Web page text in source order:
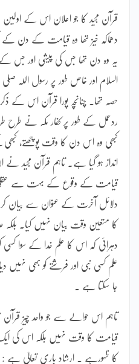
قرآن مجید کا جو اعلان اس کے
دھماکہ خیز تھا وہ قیامت کے دن کے
یہ وہ دن تھا جس کی پیشی اور جس کے
السلام اور خاص طور پر رسول اللہ
حصہ تھا۔ چنانچہ پورا قرآن اس کے
ردعمل کے طور پر کفار مکہ نے
کبھی وہ اس دن کا وقت پوچھتے، کبھی
انداز ہو گیا ہے۔ تاہم قرآن مجید
قیامت کے وقوع کے بہت سے عقلی
دلائل آخرت کے عنوان سے بیان
کا متعین وقت بیان نہیں کیا۔ بلکہ
دہرائی کہ اس کا علم خدا کے سوا کسی
علم کسی نبی اور فرشتے کو بھی نہیں
جا سکتا ہے ۔
تاہم اس حوالے سے جو واحد چیز
قیامت کا وقت نہیں بلکہ اس کی
کا ظہورہے ۔ ارشاد باری تعالیٰ ہے :